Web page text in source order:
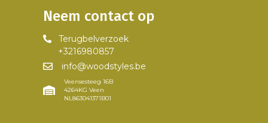
Neem contact op
Terugbelverzoek
+3216980857
info@woodstyles.be
Veensesteeg 16B
4264KG Veen
NL863041371B01